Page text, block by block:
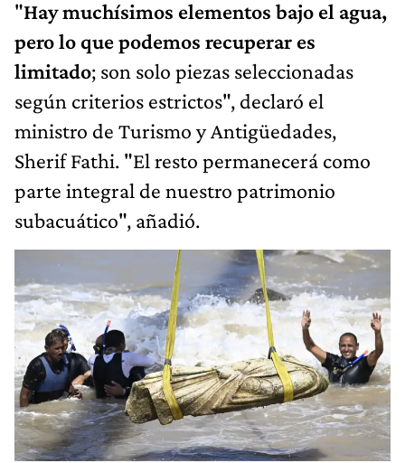
"Hay muchísimos elementos bajo el agua,
pero lo que podemos recuperar es
limitado; son solo piezas seleccionadas
según criterios estrictos", declaró el
ministro de Turismo y Antigüedades,
Sherif Fathi. "El resto permanecerá como
parte integral de nuestro patrimonio
subacuático", añadió.